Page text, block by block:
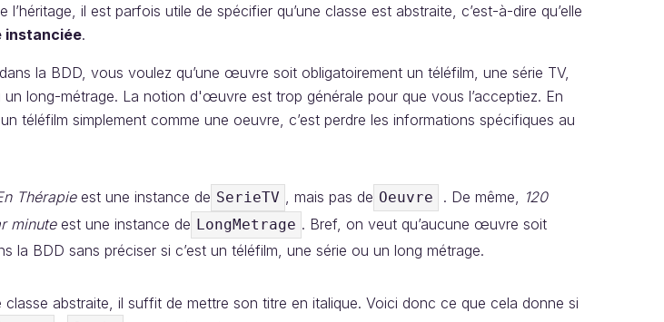
l’héritage, il est parfois utile de spécifier qu’une classe est abstraite, c’est-à-dire qu’elle
instanciée.
la BDD, vous voulez qu’une œuvre soit obligatoirement un téléfilm, une série TV,
long-métrage. La notion d'œuvre est trop générale pour que vous l’acceptiez. En
téléfilm simplement comme une oeuvre, c’est perdre les informations spécifiques au
Thérapieest une instance de SerieTV , mais pas de Oeuvre . De même,
120
minuteest une instance de LongMetrage . Bref, on veut qu’aucune œuvre soit
la BDD sans préciser si c’est un téléfilm, une série ou un long métrage.
classe abstraite, il suffit de mettre son titre en italique. Voici donc ce que cela donne si